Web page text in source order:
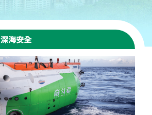
深海安全